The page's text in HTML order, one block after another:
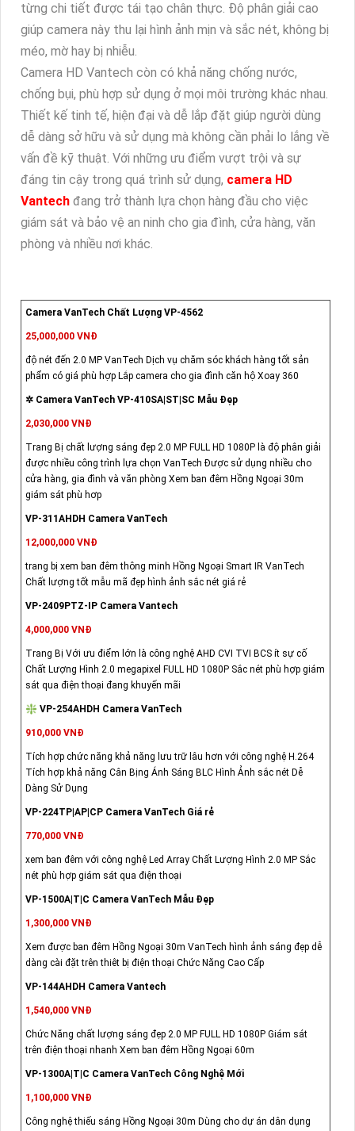
từng chi tiết được tái tạo chân thực. Độ phân giải cao
giúp camera này thu lại hình ảnh mịn và sắc nét, không bị
méo, mờ hay bị nhiễu.
Camera HD Vantech còn có khả năng chống nước,
chống bụi, phù hợp sử dụng ở mọi môi trường khác nhau.
Thiết kế tinh tế, hiện đại và dễ lắp đặt giúp người dùng
dễ dàng sở hữu và sử dụng mà không cần phải lo lắng về
vấn đề kỹ thuật. Với những ưu điểm vượt trội và sự
đáng tin cậy trong quá trình sử dụng, camera HD
Vantech đang trở thành lựa chọn hàng đầu cho việc
giám sát và bảo vệ an ninh cho gia đình, cửa hàng, văn
phòng và nhiều nơi khác.
Camera VanTech Chất Lượng VP-4562
25,000,000 VNĐ
độ nét đến 2.0 MP VanTech Dịch vụ chăm sóc khách hàng tốt sản
phẩm có giá phù hợp Lắp camera cho gia đình căn hộ Xoay 360
✲ Camera VanTech VP-410SA|ST|SC Mẫu Đẹp
2,030,000 VNĐ
Trang Bị chất lượng sáng đẹp 2.0 MP FULL HD 1080P là độ phân giải
được nhiều công trình lựa chọn VanTech Được sử dụng nhiều cho
cửa hàng, gia đình và văn phòng Xem ban đêm Hồng Ngoại 30m
giám sát phù hơp
VP-311AHDH Camera VanTech
12,000,000 VNĐ
trang bị xem ban đêm thông minh Hồng Ngoại Smart IR VanTech
Chất lượng tốt mẫu mã đẹp hình ảnh sắc nét giá rẻ
VP-2409PTZ-IP Camera Vantech
4,000,000 VNĐ
Trang Bị Với ưu điểm lớn là công nghệ AHD CVI TVI BCS ít sự cố
Chất Lượng Hình 2.0 megapixel FULL HD 1080P Sắc nét phù hợp giám
sát qua điện thoại đang khuyến mãi
❇ VP-254AHDH Camera VanTech
910,000 VNĐ
Tích hợp chức năng khả năng lưu trữ lâu hơn với công nghệ H.264
Tích hợp khả năng Cân Bịng Ánh Sáng BLC Hình Ảnh sắc nét Dễ
Dàng Sử Dụng
VP-224TP|AP|CP Camera VanTech Giá rẻ
770,000 VNĐ
xem ban đêm với công nghệ Led Array Chất Lượng Hình 2.0 MP Sắc
nét phù hợp giám sát qua điện thoại
VP-1500A|T|C Camera VanTech Mẫu Đẹp
1,300,000 VNĐ
Xem được ban đêm Hồng Ngoại 30m VanTech hình ảnh sáng đẹp dễ
dàng cài đặt trên thiêt bị điện thoại Chức Năng Cao Cấp
VP-144AHDH Camera Vantech
1,540,000 VNĐ
Chức Năng chất lượng sáng đẹp 2.0 MP FULL HD 1080P Giám sát
trên điện thoại nhanh Xem ban đêm Hồng Ngoại 60m
VP-1300A|T|C Camera VanTech Công Nghệ Mới
1,100,000 VNĐ
Công nghệ thiếu sáng Hồng Ngoại 30m Dùng cho dự án dân dụng